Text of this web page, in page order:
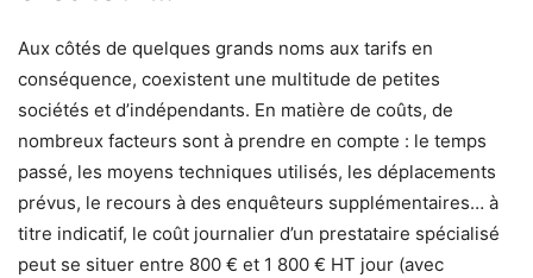
Aux côtés de quelques grands noms aux tarifs en
conséquence, coexistent une multitude de petites
sociétés et d’indépendants. En matière de coûts, de
nombreux facteurs sont à prendre en compte : le temps
passé, les moyens techniques utilisés, les déplacements
prévus, le recours à des enquêteurs supplémentaires… à
titre indicatif, le coût journalier d’un prestataire spécialisé
peut se situer entre 800 € et 1 800 € HT jour (avec